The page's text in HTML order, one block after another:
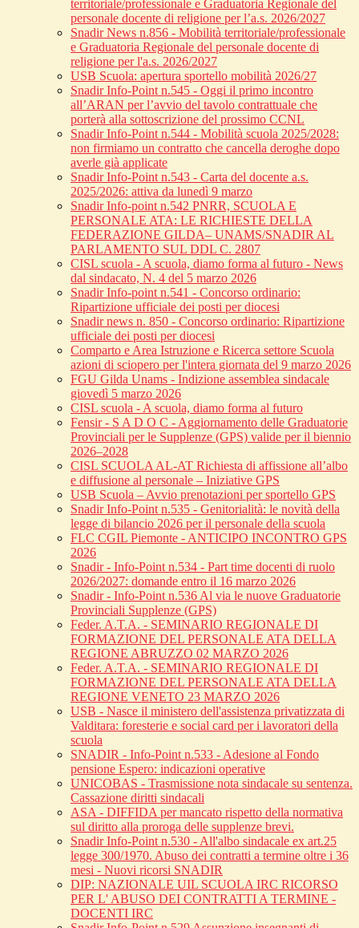
territoriale/professionale e Graduatoria Regionale del
personale docente di religione per l’a.s. 2026/2027
Snadir News n.856 - Mobilità territoriale/professionale
e Graduatoria Regionale del personale docente di
religione per l'a.s. 2026/2027
USB Scuola: apertura sportello mobilità 2026/27
Snadir Info-Point n.545 - Oggi il primo incontro
all’ARAN per l’avvio del tavolo contrattuale che
porterà alla sottoscrizione del prossimo CCNL
Snadir Info-Point n.544 - Mobilità scuola 2025/2028:
non firmiamo un contratto che cancella deroghe dopo
averle già applicate
Snadir Info-Point n.543 - Carta del docente a.s.
2025/2026: attiva da lunedì 9 marzo
Snadir Info-point n.542 PNRR, SCUOLA E
PERSONALE ATA: LE RICHIESTE DELLA
FEDERAZIONE GILDA– UNAMS/SNADIR AL
PARLAMENTO SUL DDL C. 2807
CISL scuola - A scuola, diamo forma al futuro - News
dal sindacato, N. 4 del 5 marzo 2026
Snadir Info-point n.541 - Concorso ordinario:
Ripartizione ufficiale dei posti per diocesi
Snadir news n. 850 - Concorso ordinario: Ripartizione
ufficiale dei posti per diocesi
Comparto e Area Istruzione e Ricerca settore Scuola
azioni di sciopero per l'intera giornata del 9 marzo 2026
FGU Gilda Unams - Indizione assemblea sindacale
giovedì 5 marzo 2026
CISL scuola - A scuola, diamo forma al futuro
Fensir - S A D O C - Aggiornamento delle Graduatorie
Provinciali per le Supplenze (GPS) valide per il biennio
2026–2028
CISL SCUOLA AL-AT Richiesta di affissione all’albo
e diffusione al personale – Iniziative GPS
USB Scuola – Avvio prenotazioni per sportello GPS
Snadir Info-Point n.535 - Genitorialità: le novità della
legge di bilancio 2026 per il personale della scuola
FLC CGIL Piemonte - ANTICIPO INCONTRO GPS
2026
Snadir - Info-Point n.534 - Part time docenti di ruolo
2026/2027: domande entro il 16 marzo 2026
Snadir - Info-Point n.536 Al via le nuove Graduatorie
Provinciali Supplenze (GPS)
Feder. A.T.A. - SEMINARIO REGIONALE DI
FORMAZIONE DEL PERSONALE ATA DELLA
REGIONE ABRUZZO 02 MARZO 2026
Feder. A.T.A. - SEMINARIO REGIONALE DI
FORMAZIONE DEL PERSONALE ATA DELLA
REGIONE VENETO 23 MARZO 2026
USB - Nasce il ministero dell'assistenza privatizzata di
Valditara: foresterie e social card per i lavoratori della
scuola
SNADIR - Info-Point n.533 - Adesione al Fondo
pensione Espero: indicazioni operative
UNICOBAS - Trasmissione nota sindacale su sentenza.
Cassazione diritti sindacali
ASA - DIFFIDA per mancato rispetto della normativa
sul diritto alla proroga delle supplenze brevi.
Snadir Info-Point n.530 - All'albo sindacale ex art.25
legge 300/1970. Abuso dei contratti a termine oltre i 36
mesi - Nuovi ricorsi SNADIR
DIP: NAZIONALE UIL SCUOLA IRC RICORSO
PER L' ABUSO DEI CONTRATTI A TERMINE -
DOCENTI IRC